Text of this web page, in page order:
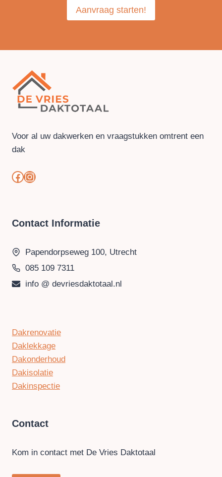
Aanvraag starten!
Voor al uw dakwerken en vraagstukken omtrent een
dak
# #
Contact Informatie
Papendorpseweg 100, Utrecht
085 109 7311
info @ devriesdaktotaal.nl
Dakrenovatie
Daklekkage
Dakonderhoud
Dakisolatie
Dakinspectie
Contact
Kom in contact met De Vries Daktotaal